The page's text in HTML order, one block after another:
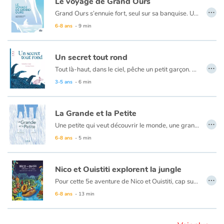
Blog
Actualités
Par thématique
Contes d'ici et d'ailleurs
Autour de la lecture
Apprendre à lire
Livre audio
Grand Ours s’ennuie fort, seul sur sa banquise. Un jour, sa canne à pêche à la main, il voit passer un gros morceau de glace sur lequel est posée une petite chose toute colorée. Jamais ici il n’a rien vu de pareil ! Ici, tout est blanc. D’où peut bien venir cette chose étrange ? Et hop ! Ni une, ni deux, Grand Ours saute sur le bout de glace et part à la dérive avec la petite chose rouge, verte et bleue. C’est le début d’une grande aventure à la rencontre de nouveaux amis, à la découverte de paysages merveilleux et lointains.
6-8 ans - 9 min
…
Un secret tout rond
Tout là-haut, dans le ciel, pêche un petit garçon. Tout en bas, dans la mer, nage un très gros poisson. Une histoire à dormir debout ou à rêver tout éveillé. Un livre qui parle de l’autre, de l’apprivoisement et de bien d’autres choses encore, tant est grande la place laissée à l’interprétation et donc au lecteur.
3-5 ans - 6 min
…
La Grande et la Petite
Une petite qui veut découvrir le monde, une grande qui veut l’en protéger pensant qu’elle a tout le temps devant elle. Des mots simples et soigneusement choisis délivrent une émotion juste et sincère.
6-8 ans - 5 min
…
Nico et Ouistiti explorent la jungle
Pour cette 5e aventure de Nico et Ouistiti, cap sur la jungle ! À bord de leur magnifique barque à tête de lion tout juste terminée, nos deux intrépides explorateurs partent au Pays des Masques où, selon le cousin de Ouistiti, se prépare une grande fête. Mais dès leur arrivée dans la jungle, ils sont emmenés par un groupe d’hommes masqués et présentés au Grand Sorcier qui leur confie une mission, croyant avoir affaire à deux sorciers plus grands que lui : retrouver le Masque qui apporte la Pluie, tout juste volé par une terrible sorcière. Ni une ni deux, Nico et Ouistiti répondent présent même s’ils ont un peu la trouille…mais la grande fête aura bien lieu si toutefois ils rapportent le précieux sésame !
6-8 ans - 13 min
…